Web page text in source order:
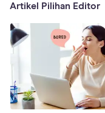
Artikel Pilihan Editor